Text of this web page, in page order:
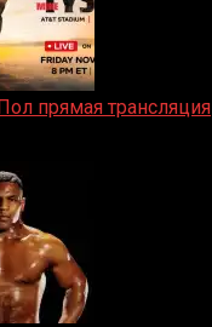
прямая трансляция